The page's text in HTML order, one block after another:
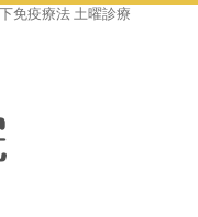
免疫療法 土曜診療